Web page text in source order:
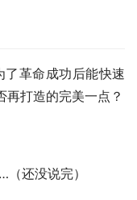
了革命成功后能快速
再打造的完美一点？
还没说完）